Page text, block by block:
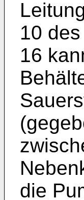
10
16
die